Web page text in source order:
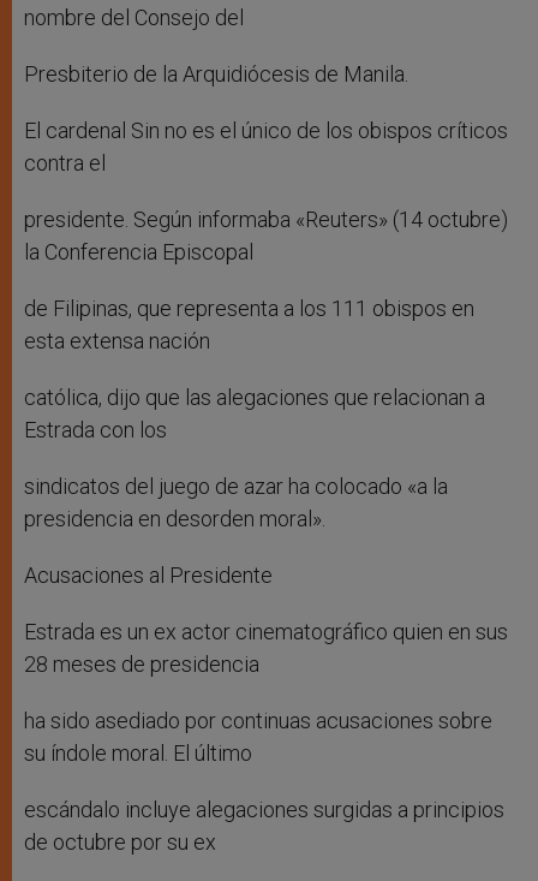
nombre del Consejo del
Presbiterio de la Arquidiócesis de Manila.
El cardenal Sin no es el único de los obispos críticos
contra el
presidente. Según informaba «Reuters» (14 octubre)
la Conferencia Episcopal
de Filipinas, que representa a los 111 obispos en
esta extensa nación
católica, dijo que las alegaciones que relacionan a
Estrada con los
sindicatos del juego de azar ha colocado «a la
presidencia en desorden moral».
Acusaciones al Presidente
Estrada es un ex actor cinematográfico quien en sus
28 meses de presidencia
ha sido asediado por continuas acusaciones sobre
su índole moral. El último
escándalo incluye alegaciones surgidas a principios
de octubre por su ex